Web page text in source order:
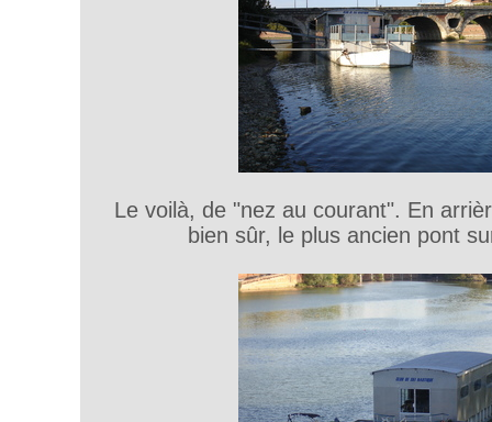
Le voilà, de "nez au courant". En
bien sûr, le plus ancien pont